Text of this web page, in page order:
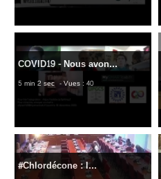
COVID19 - Nous avon...
5 min 2 sec - Vues : 40
#Chlordécone : l...